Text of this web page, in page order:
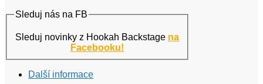
Sleduj nás na FB
Sleduj novinky z Hookah Backstage na
Facebooku!
Další informace